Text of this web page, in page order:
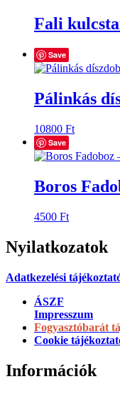
Fali
Save
Pálinkás
10800 Ft
Save
Boros
4500 Ft
Nyilatkozatok
Adatkezelési
ÁSZF
Impresszum
Fogyasztóbarát
Cookie
Információk